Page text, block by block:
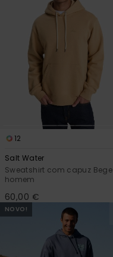
12
Salt Water
Sweatshirt com capuz Bege
homem
60,00 €
NOVO!